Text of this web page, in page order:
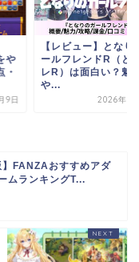
や
・
9日
【レビュー】となり
ールフレンドR（と
レR）は面白い？魅
や...
2026年7
】FANZAおすすめアダ
ムランキングT...